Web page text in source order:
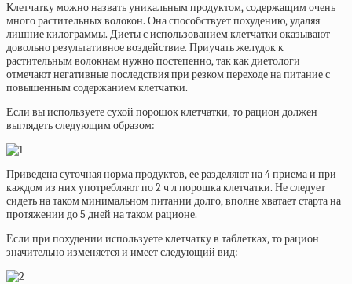
Клетчатку можно назвать уникальным продуктом, содержащим очень
много растительных волокон. Она способствует похудению, удаляя
лишние килограммы. Диеты с использованием клетчатки оказывают
довольно результативное воздействие. Приучать желудок к
растительным волокнам нужно постепенно, так как диетологи
отмечают негативные последствия при резком переходе на питание с
повышенным содержанием клетчатки.
Если вы используете сухой порошок клетчатки, то рацион должен
выглядеть следующим образом:
Приведена суточная норма продуктов, ее разделяют на 4 приема и при
каждом из них употребляют по 2 ч л порошка клетчатки. Не следует
сидеть на таком минимальном питании долго, вполне хватает старта на
протяжении до 5 дней на таком рационе.
Если при похудении используете клетчатку в таблетках, то рацион
значительно изменяется и имеет следующий вид: